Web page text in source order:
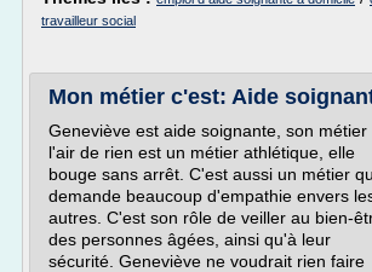
travailleur social
Mon métier c'est: Aide
Geneviève est aide soignante, son métier
l'air de rien est un métier athlétique, elle
bouge sans arrêt. C'est aussi un métier
demande beaucoup d'empathie envers
autres. C'est son rôle de veiller au bien-
des personnes âgées, ainsi qu'à leur
sécurité. Geneviève ne voudrait rien faire